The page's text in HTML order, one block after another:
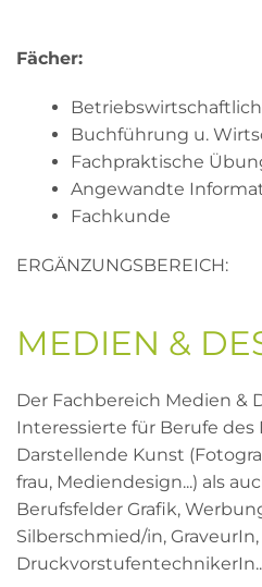
Fächer:
Buchführung u.
Fachpraktische
Angewandte
Fachkunde
ERGÄNZUNGSBEREICH:
MEDIEN &
Der Fachbereich Medien &
Interessierte für Berufe
Darstellende Kunst
frau, Mediendesign...) als
Berufsfelder Grafik,
Silberschmied/in,